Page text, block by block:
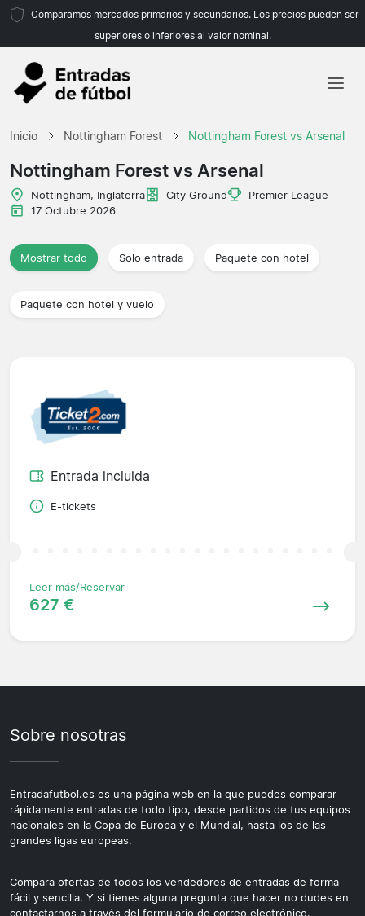
Comparamos mercados primarios y secundarios. Los precios pueden ser
superiores o inferiores al valor nominal.
Inicio Nottingham Forest Nottingham Forest vs Arsenal
Nottingham Forest vs Arsenal
Nottingham, Inglaterra City Ground
Premier League
17 Octubre 2026
Mostrar todo Solo entrada Paquete con hotel
Paquete con hotel y vuelo
Entrada incluida
E-tickets
Leer más/Reservar
627 €
Sobre nosotras
Entradafutbol.es es una página web en la que puedes comparar
rápidamente entradas de todo tipo, desde partidos de tus equipos
nacionales en la Copa de Europa y el Mundial, hasta los de las
grandes ligas europeas.
Compara ofertas de todos los vendedores de entradas de forma
fácil y sencilla. Y si tienes alguna pregunta que hacer no dudes en
contactarnos a través del formulario de correo electrónico.